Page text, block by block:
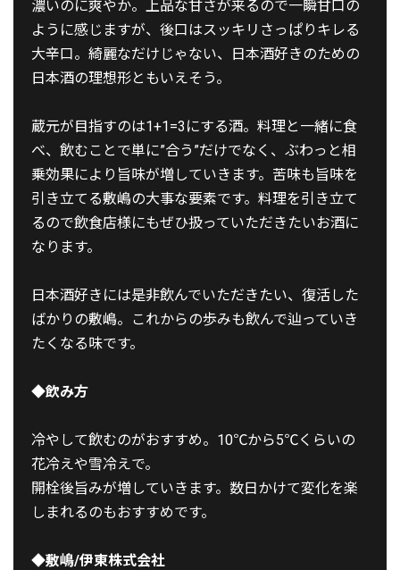
濃いのに爽やか。上品な甘さが来るので一瞬甘口の
ように感じますが、後口はスッキリさっぱりキレる
大辛口。綺麗なだけじゃない、日本酒好きのための
日本酒の理想形ともいえそう。
蔵元が目指すのは1+1=3にする酒。料理と一緒に食
べ、飲むことで単に”合う”だけでなく、ぶわっと相
乗効果により旨味が増していきます。苦味も旨味を
引き立てる敷嶋の大事な要素です。料理を引き立て
るので飲食店様にもぜひ扱っていただきたいお酒に
なります。
日本酒好きには是非飲んでいただきたい、復活した
ばかりの敷嶋。これからの歩みも飲んで辿っていき
たくなる味です。
◆飲み方
冷やして飲むのがおすすめ。10℃から5℃くらいの
花冷えや雪冷えで。
開栓後旨みが増していきます。数日かけて変化を楽
しまれるのもおすすめです。
◆敷嶋/伊東株式会社